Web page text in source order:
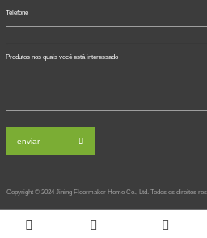
enviar
Copyright © 2024 Jining Floormaker Home Co., Ltd. Todos os direitos